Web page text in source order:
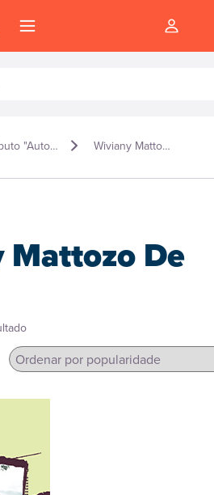
Atributo "Autor" de produto Wiviany Mattozo De Araujo
Mattozo De